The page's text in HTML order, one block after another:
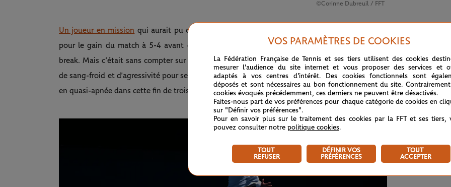
©Corinne Dubreuil / FFT
Un joueur en mission qui aurait pu conclure cette belle bataille en trois sets puisqu’il a servi
pour le gain du match à 5-4 avant de se procurer deux nouvelles opportunités dans le tie-
break. Mais c’était sans compter sur la rage et la volonté sans faille de "K.K", impressionnant
de sang-froid et d’agressivité pour se maintenir en vie et prolonger le plaisir de milliers de fans
en quasi-apnée dans cette fin de troisième manche.
VOS PARAMÈTRES DE COOKIES
La Fédération Française de Tennis et ses tiers utilisent des cookies
mesurer l'audience du site internet et vous proposer des services et
adaptés à vos centres d'intérêt. Des cookies fonctionnels sont
déposés et sont nécessaires au bon fonctionnement du site.
cookies évoqués précédemment, ces derniers ne peuvent être désactivés.
Faites-nous part de vos préférences pour chaque catégorie de cookies en
sur "Définir vos préférences".
Pour en savoir plus sur le traitement des cookies par la FFT et ses tiers,
pouvez consulter notre politique cookies.
TOUT
REFUSER
DÉFINIR VOS
PRÉFÉRENCES
TOUT
ACCEPTER